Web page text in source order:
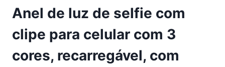
Anel de luz de selfie com
clipe para celular com 3
cores, recarregável, com